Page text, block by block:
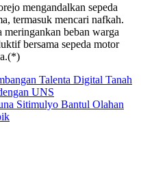
mengandalkan sepeda
termasuk mencari nafkah.
meringankan beban warga
bersama sepeda motor
Talenta Digital Tanah
UNS
Sitimulyo Bantul Olahan